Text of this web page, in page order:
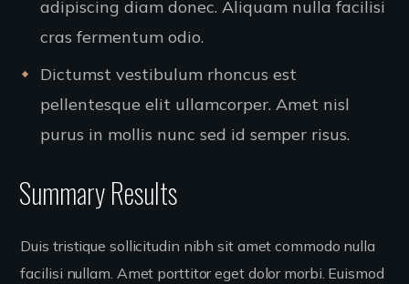
adipiscing diam donec. Aliquam nulla facilisi
cras fermentum odio.
Dictumst vestibulum rhoncus est
pellentesque elit ullamcorper. Amet nisl
purus in mollis nunc sed id semper risus.
Summary Results
Duis tristique sollicitudin nibh sit amet commodo nulla
facilisi nullam. Amet porttitor eget dolor morbi. Euismod